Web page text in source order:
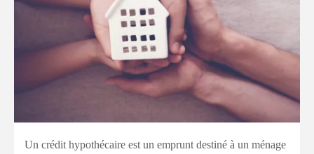
Un crédit hypothécaire est un emprunt destiné à un ménage